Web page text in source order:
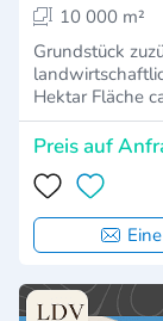
10 000 m²
Grundstück
Hektar Fläche
Preis auf